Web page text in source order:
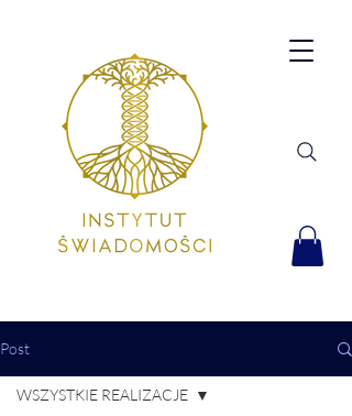
Post
WSZYSTKIE REALIZACJE